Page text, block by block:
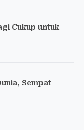
Cukup untuk
Sempat